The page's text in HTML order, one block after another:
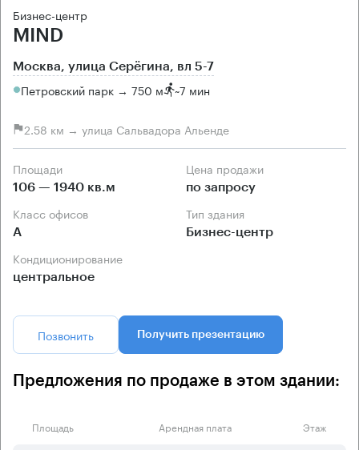
Бизнес-центр
MIND
Москва, улица Серёгина, вл 5-7
Петровский парк → 750 м ~7 мин
2.58 км → улица Сальвадора Альенде
Площади
106 — 1940 кв.м
Цена продажи
по запросу
Класс офисов
А
Тип здания
Бизнес-центр
Кондиционирование
центральное
Позвонить Получить презентацию
Предложения по продаже в этом здании:
Площадь Арендная плата Этаж